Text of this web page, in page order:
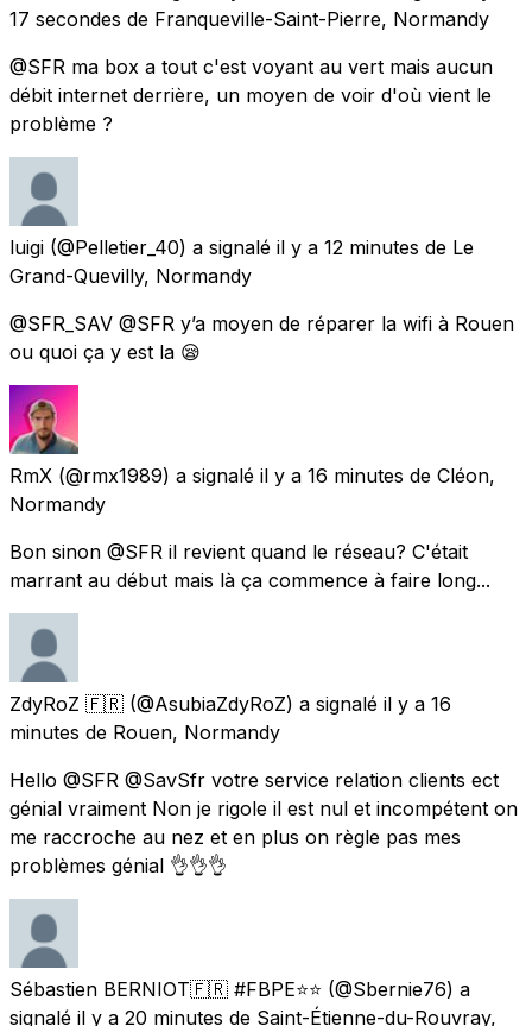
17 secondes de Franqueville-Saint-Pierre, Normandy
@SFR ma box a tout c'est voyant au vert mais aucun
débit internet derrière, un moyen de voir d'où vient le
problème ?
luigi (@Pelletier_40) a signalé il y a 12 minutes de Le
Grand-Quevilly, Normandy
@SFR_SAV @SFR y’a moyen de réparer la wifi à Rouen
ou quoi ça y est la 😪
RmX (@rmx1989) a signalé il y a 16 minutes de Cléon,
Normandy
Bon sinon @SFR il revient quand le réseau? C'était
marrant au début mais là ça commence à faire long...
ZdyRoZ 🇫🇷 (@AsubiaZdyRoZ) a signalé il y a 16
minutes de Rouen, Normandy
Hello @SFR @SavSfr votre service relation clients ect
génial vraiment Non je rigole il est nul et incompétent on
me raccroche au nez et en plus on règle pas mes
problèmes génial 👌👌👌
Sébastien BERNIOT🇫🇷 #FBPE⭐️⭐️ (@Sbernie76) a
signalé il y a 20 minutes de Saint-Étienne-du-Rouvray,